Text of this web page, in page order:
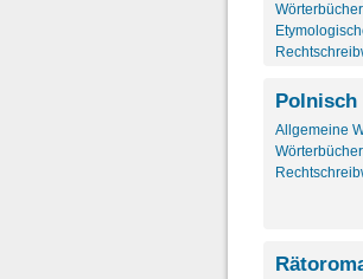
Wörterbücher
Polnisch
Allgemeine
Wörterbücher